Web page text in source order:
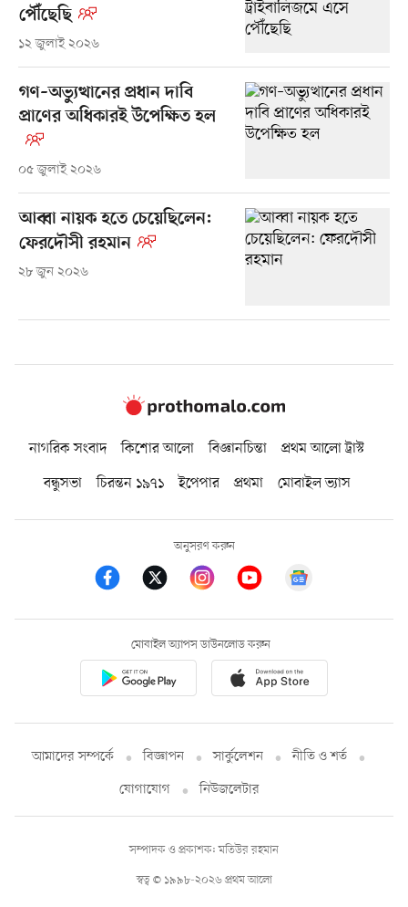
পৌঁছেছি
১২ জুলাই ২০২৬
গণ–অভ্যুত্থানের প্রধান দাবি
প্রাণের অধিকারই উপেক্ষিত হল
০৫ জুলাই ২০২৬
আব্বা নায়ক হতে চেয়েছিলেন:
ফেরদৌসী রহমান
২৮ জুন ২০২৬
নাগরিক সংবাদ কিশোর আলো বিজ্ঞানচিন্তা
প্রথম আলো ট্রাস্ট
বন্ধুসভা
চিরন্তন ১৯৭১ ইপেপার প্রথমা মোবাইল ভ্যাস
অনুসরণ করুন
মোবাইল অ্যাপস ডাউনলোড করুন
আমাদের সম্পর্কে বিজ্ঞাপন সার্কুলেশন
নীতি ও শর্ত
যোগাযোগ
নিউজলেটার
স্বত্ব © ১৯৯৮-২০২৬ প্রথম আলো
সম্পাদক ও প্রকাশক: মতিউর রহমান